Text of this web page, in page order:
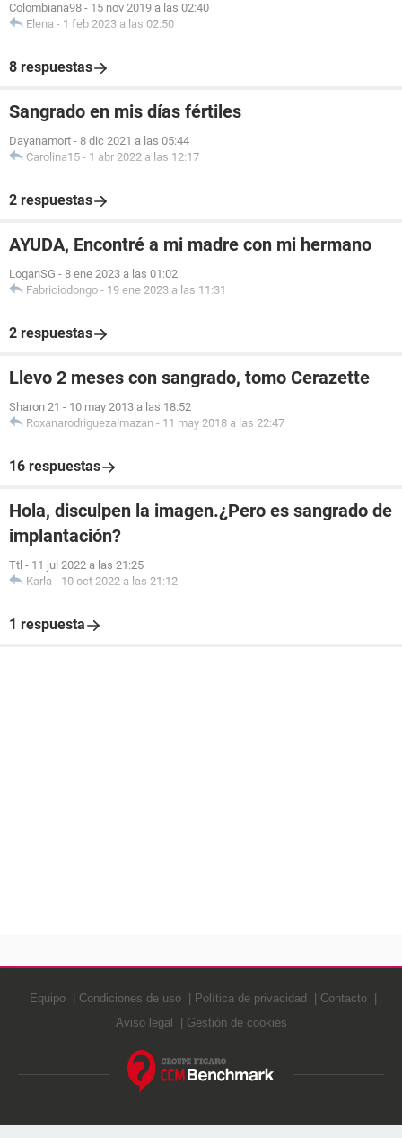
Colombiana98 - 15 nov 2019 a las 02:40
Elena - 1 feb 2023 a las 02:50
8 respuestas
Sangrado en mis días fértiles
Dayanamort - 8 dic 2021 a las 05:44
Carolina15 - 1 abr 2022 a las 12:17
2 respuestas
AYUDA, Encontré a mi madre con mi hermano
LoganSG - 8 ene 2023 a las 01:02
Fabriciodongo - 19 ene 2023 a las 11:31
2 respuestas
Llevo 2 meses con sangrado, tomo Cerazette
Sharon 21 - 10 may 2013 a las 18:52
Roxanarodriguezalmazan - 11 may 2018 a las 22:47
16 respuestas
Hola, disculpen la imagen.¿Pero es sangrado de
implantación?
Ttl - 11 jul 2022 a las 21:25
Karla - 10 oct 2022 a las 21:12
1 respuesta
Equipo Condiciones de uso Política de privacidad
Contacto
Aviso legal
Gestión de cookies